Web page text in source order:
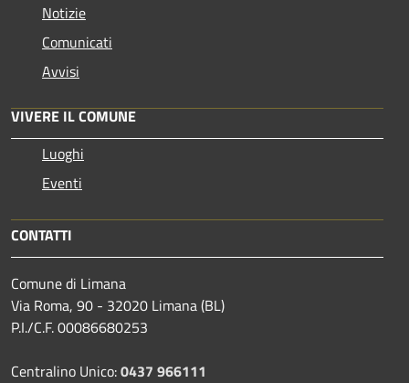
Notizie
Comunicati
Avvisi
VIVERE IL COMUNE
Luoghi
Eventi
CONTATTI
Comune di Limana
Via Roma, 90 - 32020 Limana (BL)
P.I./C.F. 00086680253
Centralino Unico:0437 966111